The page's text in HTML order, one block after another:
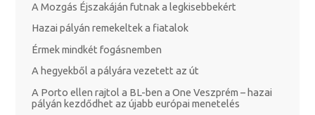
A Mozgás Éjszakáján futnak a legkisebbekért
Hazai pályán remekeltek a fiatalok
Érmek mindkét fogásnemben
A hegyekből a pályára vezetett az út
A Porto ellen rajtol a BL-ben a One Veszprém – hazai
pályán kezdődhet az újabb európai menetelés